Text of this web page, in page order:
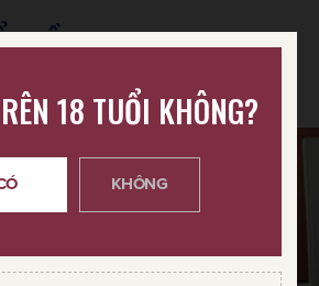
18 TUỔI KHÔNG?
KHÔNG
VỀ SCOTCH WHISKY